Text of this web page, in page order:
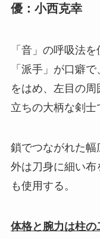
優：小西克幸
「音」の呼吸法
「派手」が口癖
をはめ、左目の
立ちの大柄な剣士
鎖でつながれた
外は刀身に細い布
も使用する。
体格と腕力は柱